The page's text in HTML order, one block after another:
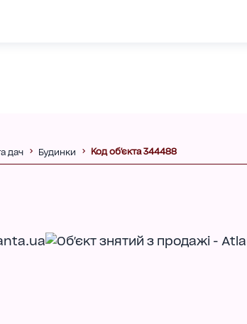
дач Будинки Код об'єкта 344488